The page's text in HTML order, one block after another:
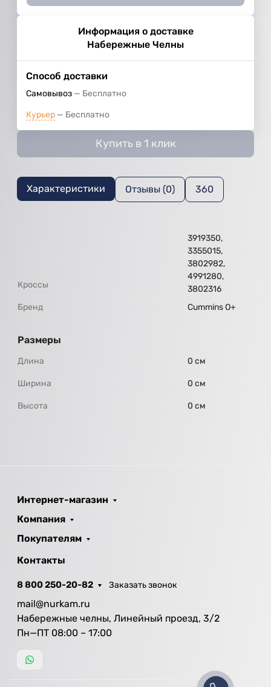
Информация о доставке
Набережные Челны
Способ доставки
Самовывоз Бесплатно
Курьер Бесплатно
Купить в 1 клик
Характеристики Отзывы (0) 360
Кроссы
3919350,
3355015,
3802982,
4991280,
3802316
Бренд
Cummins O+
Размеры
Длина 0 см
Ширина 0 см
Высота 0 см
Интернет-магазин
Компания
Покупателям
Контакты
8 800 250-20-82 Заказать звонок
mail@nurkam.ru
Набережные челны, Линейный проезд, 3/2
Пн—ПТ 08:00 – 17:00